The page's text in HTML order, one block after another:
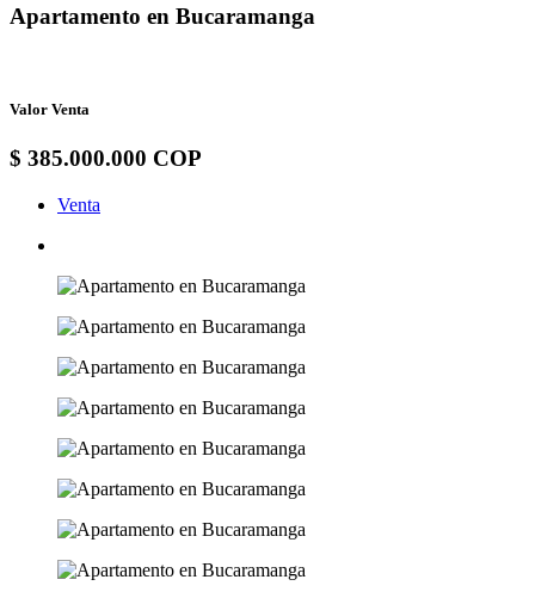
Apartamento en Bucaramanga
Valor Venta
$ 385.000.000 COP
Venta